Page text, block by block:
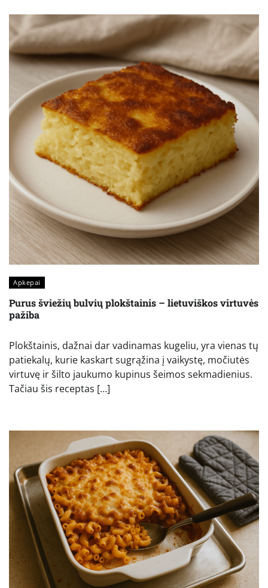
Apkepai
Purus šviežių bulvių plokštainis – lietuviškos virtuvės
pažiba
Plokštainis, dažnai dar vadinamas kugeliu, yra vienas tų
patiekalų, kurie kaskart sugrąžina į vaikystę, močiutės
virtuvę ir šilto jaukumo kupinus šeimos sekmadienius.
Tačiau šis receptas […]